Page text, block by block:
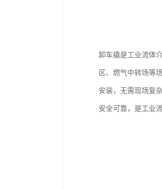
卸车撬是工业流体
区、燃气中转场等
安装，无需现场复
安全可靠，是工业